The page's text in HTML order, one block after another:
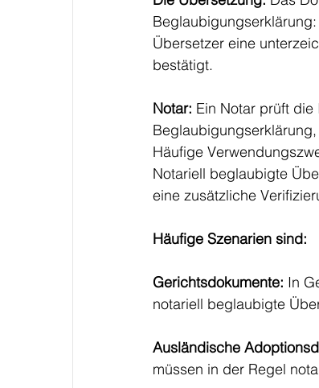
Übersetzer eine
bestätigt.
Notar: Ein Notar prüft
Häufige
Notariell beglaubigte
eine zusätzliche
Häufige Szenarien sind:
Gerichtsdokumente: In
notariell beglaubigte
Ausländische
müssen in der Regel